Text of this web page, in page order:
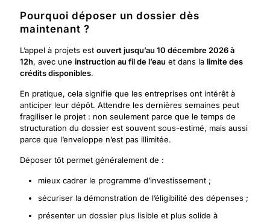
Pourquoi déposer un dossier dès
maintenant ?
L’appel à projets est ouvert jusqu’au 10 décembre 2026 à
12h, avec une instruction au fil de l’eau et dans la limite des
crédits disponibles.
En pratique, cela signifie que les entreprises ont intérêt à
anticiper leur dépôt. Attendre les dernières semaines peut
fragiliser le projet : non seulement parce que le temps de
structuration du dossier est souvent sous-estimé, mais aussi
parce que l’enveloppe n’est pas illimitée.
Déposer tôt permet généralement de :
mieux cadrer le programme d’investissement ;
sécuriser la démonstration de l’éligibilité des dépenses ;
présenter un dossier plus lisible et plus solide à